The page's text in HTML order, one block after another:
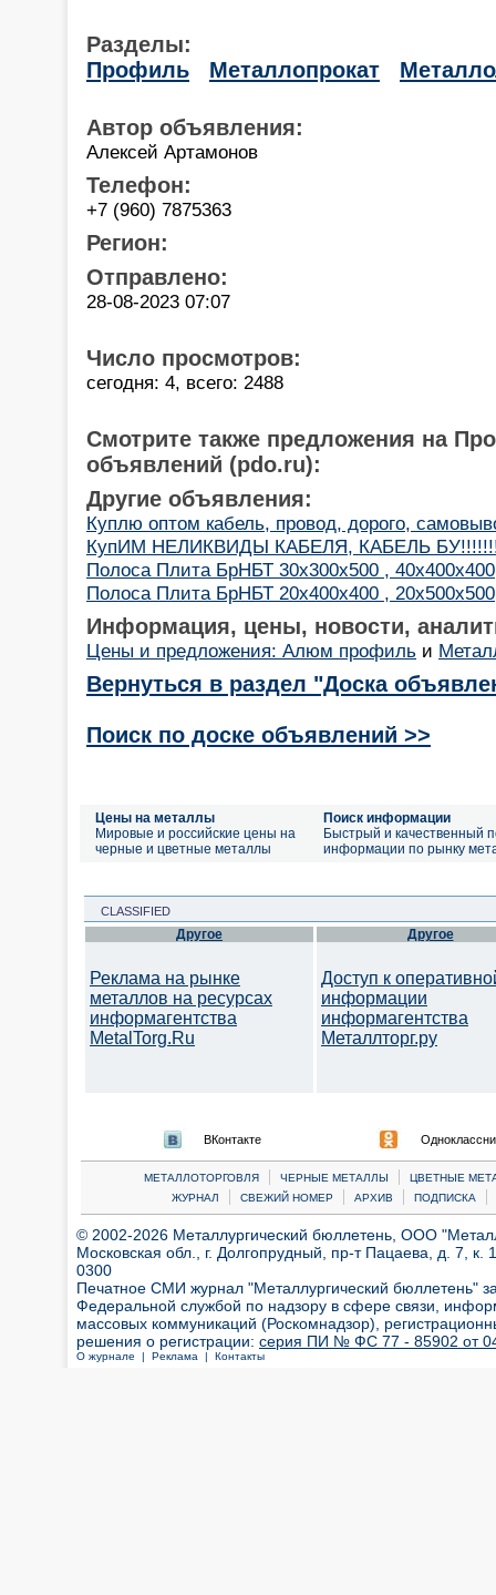
Разделы:
Профиль
Металлопрокат
Автор объявления:
Алексей Артамонов
Телефон:
+7 (960) 7875363
Регион:
Отправлено:
28-08-2023 07:07
Число просмотров:
сегодня: 4, всего: 2488
Смотрите также предложения на
объявлений (pdo.ru):
Другие объявления:
Куплю оптом кабель, провод, дорого,
КупИМ НЕЛИКВИДЫ КАБЕЛЯ, КАБЕЛЬ
Полоса Плита БрНБТ 30х300х500 , 40х400х400
Полоса Плита БрНБТ 20х400х400 , 20х500х500
Информация, цены, новости,
Цены и предложения: Алюм профиль и
Вернуться в раздел "Доска
Поиск по доске объявлений >>
Цены на металлы
Мировые и российские цены на
черные и цветные металлы
Поиск информации
Быстрый и качественный
информации по рынку
CLASSIFIED
Другое
Реклама на рынке
металлов на ресурсах
информагентства
MetalTorg.Ru
Другое
Доступ к
информации
информагентства
Металлторг.ру
ВКонтакте
МЕТАЛЛОТОРГОВЛЯ | ЧЕРНЫЕ МЕТАЛЛЫ |
ЦВЕТНЫЕ
ЖУРНАЛ
| СВЕЖИЙ НОМЕР | АРХИВ | ПОДПИСКА |
© 2002-2026 Металлургический бюллетень, ООО
Московская обл., г. Долгопрудный, пр-т Пацаева, д. 7,
0300
Печатное СМИ журнал "Металлургический бюллетень"
Федеральной службой по надзору в сфере связи,
массовых коммуникаций (Роскомнадзор),
решения о регистрации: серия ПИ № ФС 77 - 85902 от 04
О журнале | Реклама | Контакты